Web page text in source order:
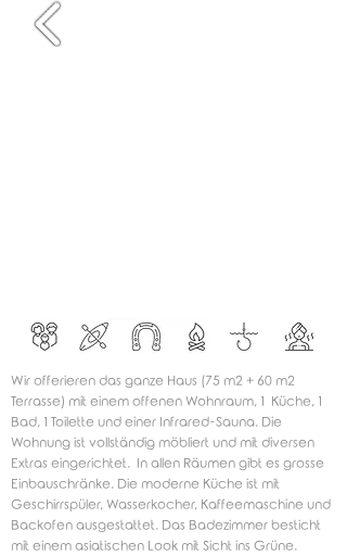
Wir offerieren das ganze Haus (75 m2 + 60 m2
Terrasse) mit einem offenen Wohnraum, 1 Küche, 1
Bad, 1 Toilette und einer Infrared-Sauna. Die
Wohnung ist vollständig möbliert und mit diversen
Extras eingerichtet. In allen Räumen gibt es grosse
Einbauschränke. Die moderne Küche ist mit
Geschirrspüler, Wasserkocher, Kaffeemaschine und
Backofen ausgestattet. Das Badezimmer besticht
mit einem asiatischen Look mit Sicht ins Grüne.